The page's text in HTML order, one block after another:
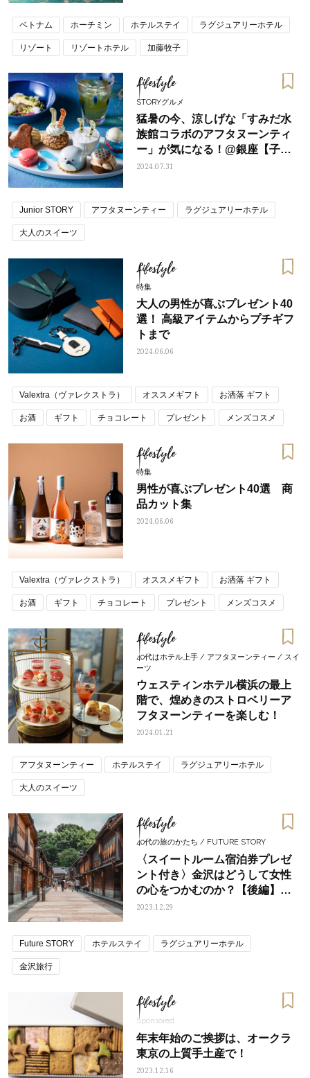
ベトナム ホーチミン ホテルステイ ラグジュアリーホテル
リゾート リゾートホテル 加藤牧子
大人の贅沢旅・ホテルステイ
Lifestyle
STORYグルメ
猛暑の今、涼しげな「すみだ水
族館コラボのアフタヌーンティ
ー」が気になる！@銀座【子ど
もとの夏の想い出に◎】
2024.07.31
Junior STORY アフタヌーンティー ラグジュアリーホテル
大人のスイーツ
Lifestyle
特集
大人の男性が喜ぶプレゼント40
選！ 高級アイテムからプチギフ
トまで
2024.06.06
Valextra（ヴァレクストラ） オススメギフト お洒落 ギフト
お酒 ギフト チョコレート プレゼント メンズコスメ
Lifestyle
特集
男性が喜ぶプレゼント40選 商
品カット集
2024.06.06
Valextra（ヴァレクストラ） オススメギフト お洒落 ギフト
お酒 ギフト チョコレート プレゼント メンズコスメ
メンズ美容 ラグジュアリーホテル
Lifestyle
40代はホテル上手 / アフタヌーンティー / スイ
ーツ
ウェスティンホテル横浜の最上
階で、煌めきのストロベリーア
フタヌーンティーを楽しむ！
2024.01.21
アフタヌーンティー ホテルステイ ラグジュアリーホテル
大人のスイーツ
Lifestyle
40代の旅のかたち / FUTURE STORY
〈スイートルーム宿泊券プレゼ
ント付き〉金沢はどうして女性
の心をつかむのか？【後編】金
沢観光＆ THE HOTEL
験記
2023.12.29
Future STORY ホテルステイ ラグジュアリーホテル
金沢旅行
Lifestyle
Sponsored
年末年始のご挨拶は、オークラ
東京の上質手土産で！
2023.12.16